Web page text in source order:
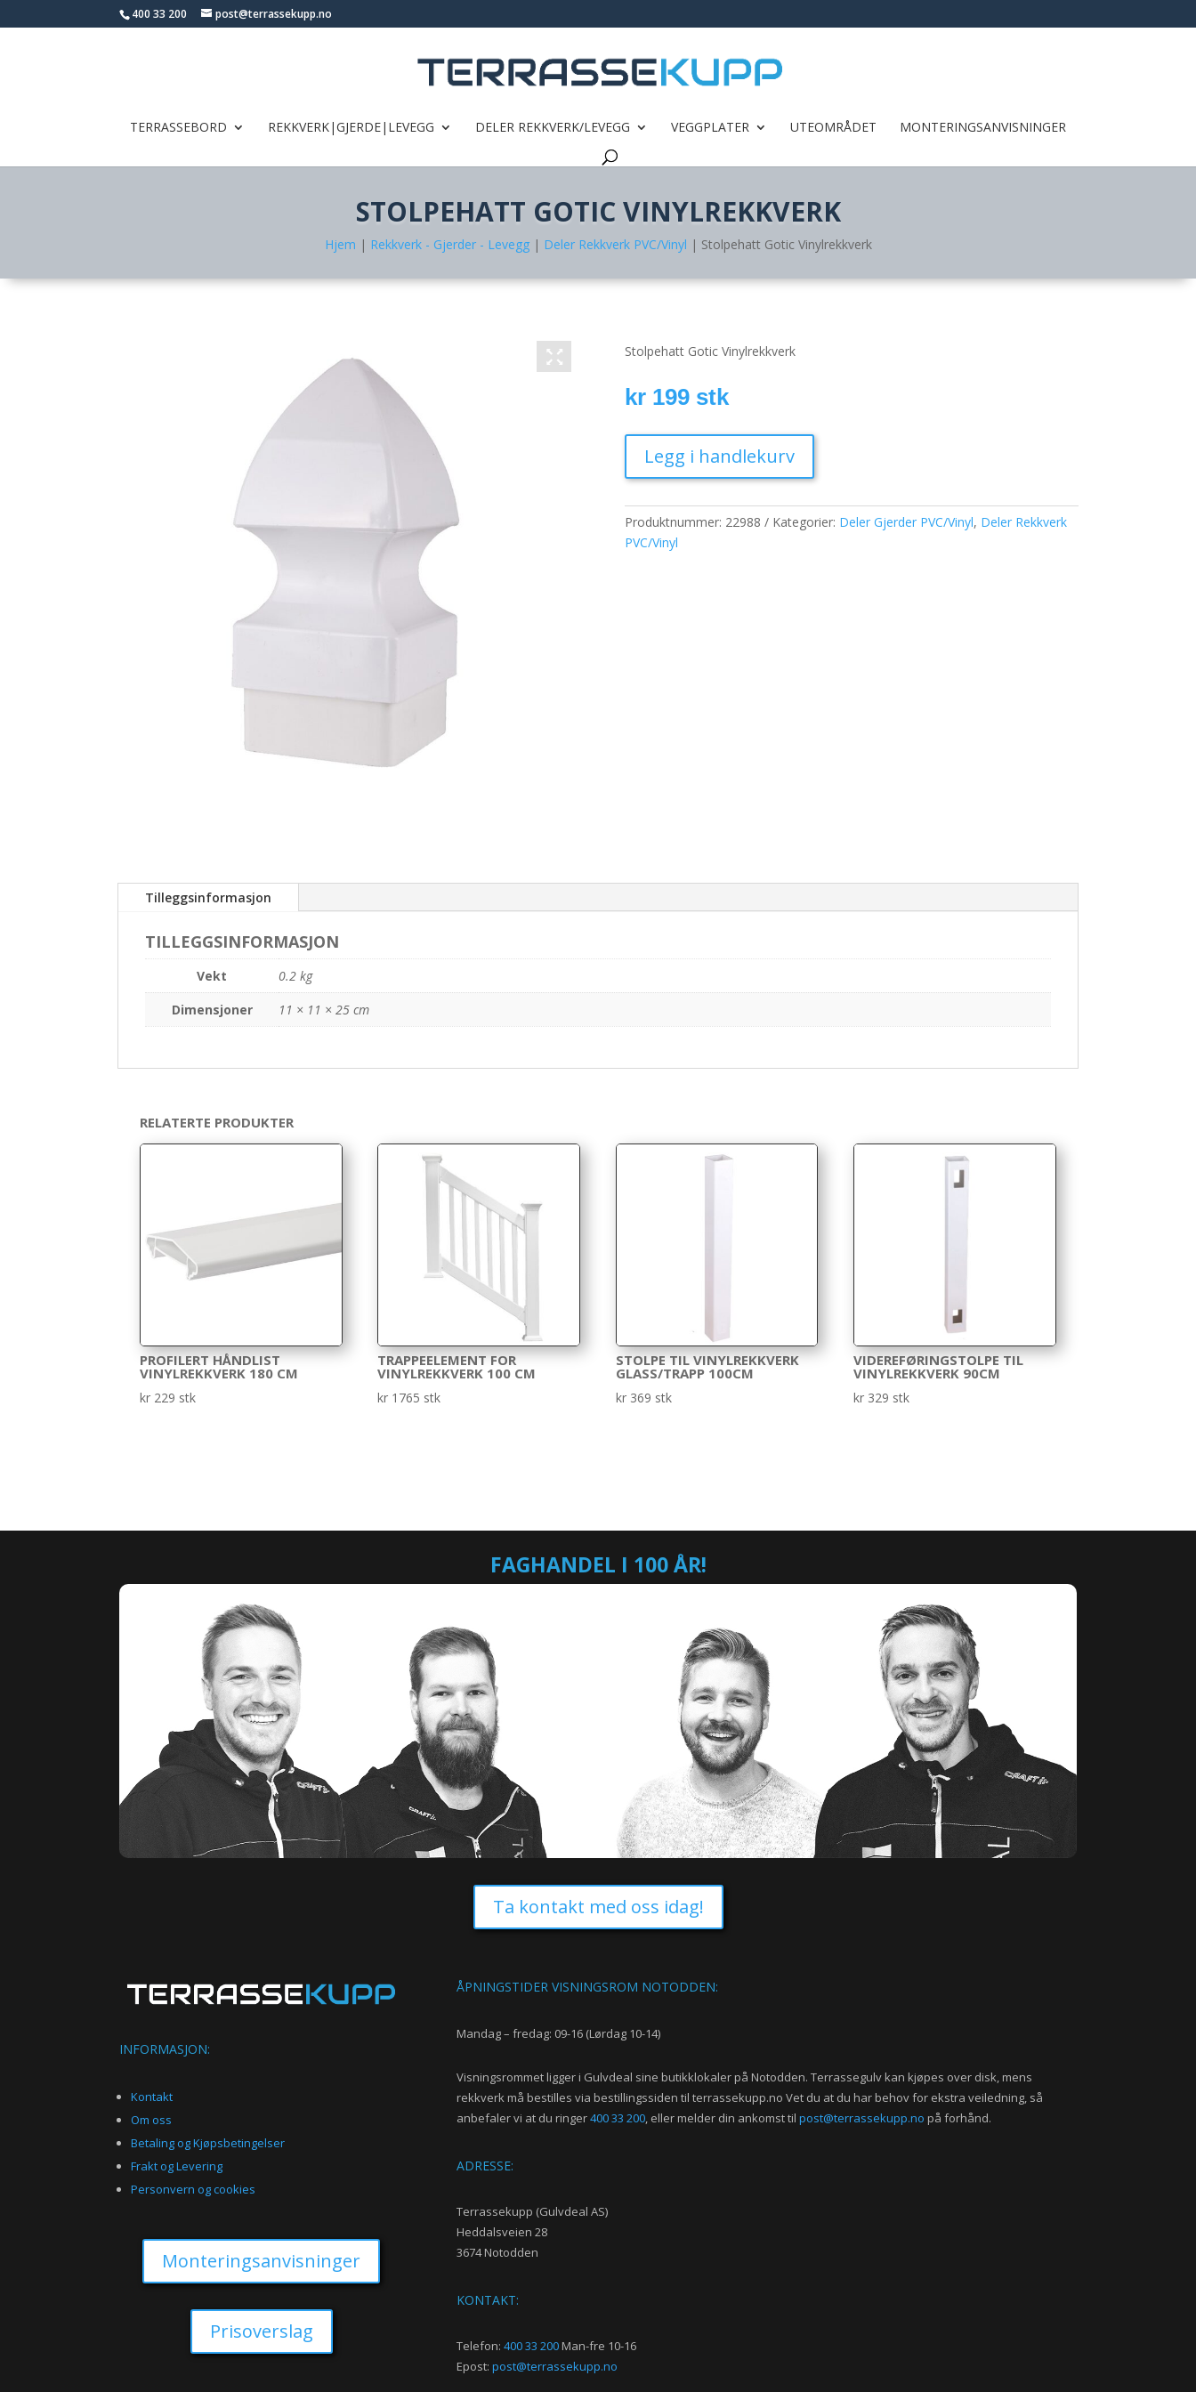
400 33 200 post@terrassekupp.no
TERRASSEBORD REKKVERK|GJERDE|LEVEGG DELER REKKVERK/LEVEGG VEGGPLATER UTEOMRÅDET MONTERINGSANVISNINGER
STOLPEHATT GOTIC VINYLREKKVERK
Hjem | Rekkverk - Gjerder - Levegg| Deler Rekkverk PVC/Vinyl | Stolpehatt Gotic Vinylrekkverk
Stolpehatt Gotic Vinylrekkverk
kr199 stk
Legg i handlekurv
Produktnummer: 22988 Kategorier: Deler Gjerder PVC/Vinyl, Deler Rekkverk
PVC/Vinyl
Tilleggsinformasjon
TILLEGGSINFORMASJON
Vekt
0.2 kg
Dimensjoner
11 × 11 × 25 cm
RELATERTE PRODUKTER
PROFILERT HÅNDLIST
VINYLREKKVERK 180 CM
kr 229 stk
TRAPPEELEMENT FOR
VINYLREKKVERK 100 CM
kr 1765 stk
STOLPE TIL VINYLREKKVERK
GLASS/TRAPP 100CM
kr369 stk
VIDEREFØRINGSTOLPE TIL
VINYLREKKVERK 90CM
kr329 stk
FAGHANDEL I 100 ÅR!
Ta kontakt med oss idag!
INFORMASJON:
Kontakt
Om oss
Betaling og Kjøpsbetingelser
Frakt og Levering
Personvern og cookies
Monteringsanvisninger
Prisoverslag
ÅPNINGSTIDER VISNINGSROM NOTODDEN:
Mandag – fredag: 09-16 (Lørdag 10-14)
Visningsrommet ligger i Gulvdeal sine butikklokaler på Notodden. Terrassegulv kan kjøpes over disk, mens
rekkverk må bestilles via bestillingssiden til terrassekupp.no Vet du at du har behov for ekstra veiledning, så
anbefaler vi at du ringer400 33 200, eller melder din ankomst til post@terrassekupp.no på forhånd.
ADRESSE:
Terrassekupp (Gulvdeal AS)
Heddalsveien 28
3674 Notodden
KONTAKT:
Telefon: 400 33 200Man-fre 10-16
Epost: post@terrassekupp.no